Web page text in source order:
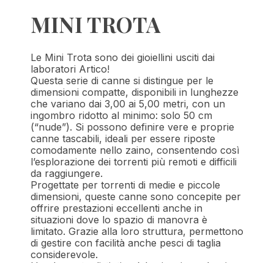
MINI TROTA
Le Mini Trota sono dei gioiellini usciti dai
laboratori Artico!
Questa serie di canne si distingue per le
dimensioni compatte, disponibili in lunghezze
che variano dai 3,00 ai 5,00 metri, con un
ingombro ridotto al minimo: solo 50 cm
(“nude”). Si possono definire vere e proprie
canne tascabili, ideali per essere riposte
comodamente nello zaino, consentendo così
l’esplorazione dei torrenti più remoti e difficili
da raggiungere.
Progettate per torrenti di medie e piccole
dimensioni, queste canne sono concepite per
offrire prestazioni eccellenti anche in
situazioni dove lo spazio di manovra è
limitato. Grazie alla loro struttura, permettono
di gestire con facilità anche pesci di taglia
considerevole.